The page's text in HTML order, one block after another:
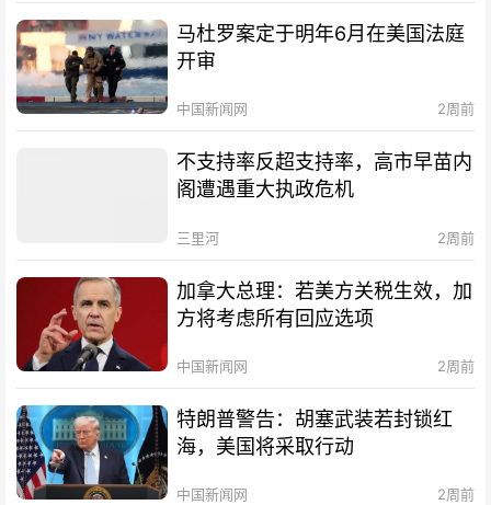
马杜罗案定于明年6月在美国法庭
开审
中国新闻网 2周前
不支持率反超支持率，高市早苗内
阁遭遇重大执政危机
三里河 2周前
加拿大总理：若美方关税生效，加
方将考虑所有回应选项
中国新闻网 2周前
特朗普警告：胡塞武装若封锁红
海，美国将采取行动
中国新闻网 2周前